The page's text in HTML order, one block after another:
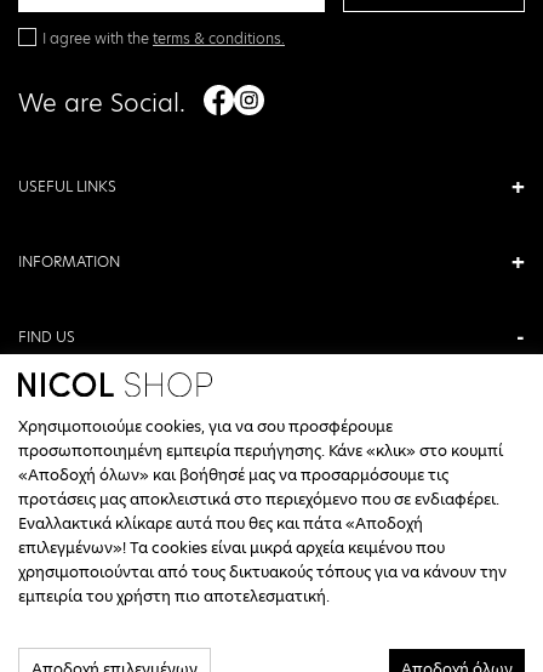
I agree with theterms & conditions.
We are Social.
USEFUL LINKS
INFORMATION
FIND US
ANTONIOU KAMARA 3, VERIA, GREECE
+30 23310 76336
CALL CENTER HOURS
ΔΕΥΤΕΡΑ, ΤΕΤΑΡΤΗ: 09:00 - 14:30
ΤΡΙΤΗ, ΠΕΜΠΤΗ, ΠΑΡΑΣΚΕΥΗ: 09:30 - 14:00 & 17:30 - 21:00
ΣΑΒΒΑΤΟ: 09:30 - 14:30
Χρησιμοποιούμε cookies, για να σου προσφέρουμε
προσωποποιημένη εμπειρία περιήγησης. Κάνε «κλικ» στο κουμπί
«Αποδοχή όλων» και βοήθησέ μας να προσαρμόσουμε τις
προτάσεις μας αποκλειστικά στο περιεχόμενο που σε ενδιαφέρει.
Εναλλακτικά κλίκαρε αυτά που θες και πάτα «Αποδοχή
επιλεγμένων»! Τα cookies είναι μικρά αρχεία κειμένου που
χρησιμοποιούνται από τους δικτυακούς τόπους για να κάνουν την
εμπειρία του χρήστη πιο αποτελεσματική.